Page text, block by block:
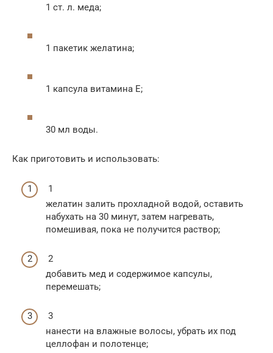
1 ст. л. меда;
1 пакетик желатина;
1 капсула витамина Е;
30 мл воды.
Как приготовить и использовать:
1
желатин залить прохладной водой, оставить
набухать на 30 минут, затем нагревать,
помешивая, пока не получится раствор;
2
добавить мед и содержимое капсулы,
перемешать;
3
нанести на влажные волосы, убрать их под
целлофан и полотенце;